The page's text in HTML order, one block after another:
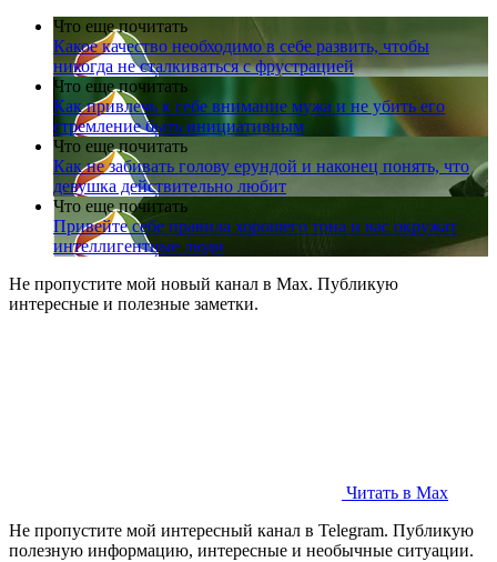
Что еще почитать
Какое качество необходимо в себе развить, чтобы
никогда не сталкиваться с фрустрацией
Что еще почитать
Как привлечь к себе внимание мужа и не убить его
стремление быть инициативным
Что еще почитать
Как не забивать голову ерундой и наконец понять, что
девушка действительно любит
Что еще почитать
Привейте себе правила хорошего тона и вас окружат
интеллигентные люди
Не пропустите мой новый канал в Max. Публикую
интересные и полезные заметки.
Читать в Max
Не пропустите мой интересный канал в Telegram. Публикую
полезную информацию, интересные и необычные ситуации.